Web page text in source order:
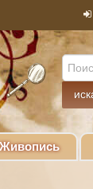
Живопись